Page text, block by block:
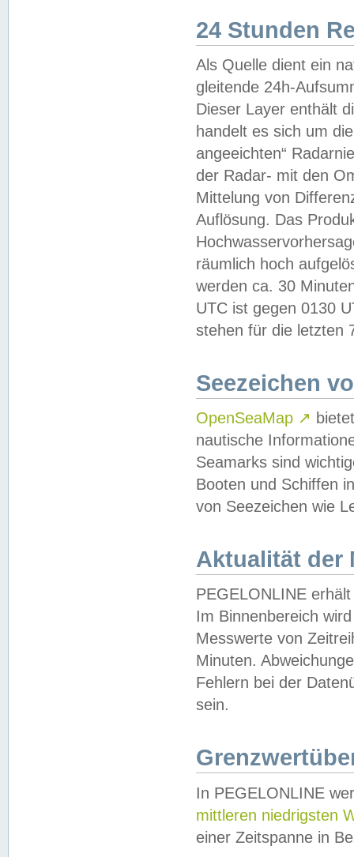
24 Stunden
Als Quelle dient ein
gleitende 24h-
Dieser Layer enthält
handelt es sich um
angeeichten“
der Radar- mit den
Mittelung von
Auflösung. Das
räumlich hoch
werden ca. 30
UTC ist gegen 0130
stehen für die letzten
Seezeichen
OpenSeaMap ↗
nautische
Seamarks sind
Booten und Schiffen
von Seezeichen wie
Aktualität der
PEGELONLINE
Im Binnenbereich
Messwerte von
Minuten.
Fehlern bei der
sein.
In PEGELONLINE
mittleren niedrigsten
einer Zeitspanne in